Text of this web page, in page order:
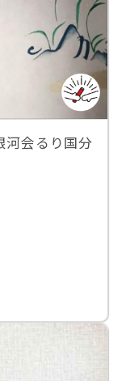
河会るり国分